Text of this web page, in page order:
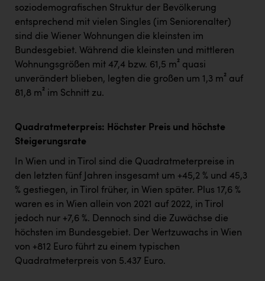
soziodemografischen Struktur der Bevölkerung
entsprechend mit vielen Singles (im Seniorenalter)
sind die Wiener Wohnungen die kleinsten im
Bundesgebiet. Während die kleinsten und mittleren
Wohnungsgrößen mit 47,4 bzw. 61,5 m² quasi
unverändert blieben, legten die großen um 1,3 m² auf
81,8 m² im Schnitt zu.
Quadratmeterpreis: Höchster Preis und höchste
Steigerungsrate
In Wien und in Tirol sind die Quadratmeterpreise in
den letzten fünf Jahren insgesamt um +45,2 % und 45,3
% gestiegen, in Tirol früher, in Wien später. Plus 17,6 %
waren es in Wien allein von 2021 auf 2022, in Tirol
jedoch nur +7,6 %. Dennoch sind die Zuwächse die
höchsten im Bundesgebiet. Der Wertzuwachs in Wien
von +812 Euro führt zu einem typischen
Quadratmeterpreis von 5.437 Euro.